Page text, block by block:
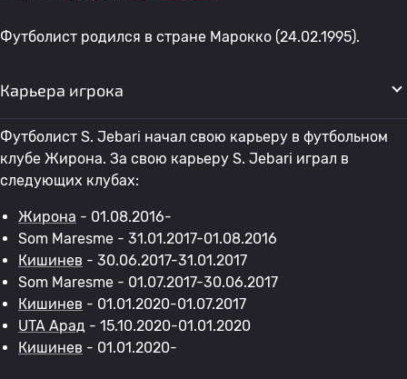
Футболист родился в стране Марокко (24.02.1995).
Карьера игрока
Футболист S. Jebari начал свою карьеру в футбольном
клубе Жирона. За свою карьеру S. Jebari играл в
следующих клубах:
Жирона - 01.08.2016-
Som Maresme - 31.01.2017-01.08.2016
Кишинев - 30.06.2017-31.01.2017
Som Maresme - 01.07.2017-30.06.2017
Кишинев - 01.01.2020-01.07.2017
UTA Арад - 15.10.2020-01.01.2020
Кишинев - 01.01.2020-